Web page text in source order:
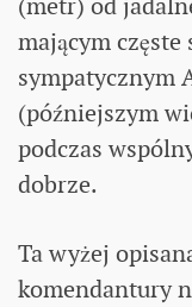
mającym częste
sympatycznym
(późniejszym
podczas
dobrze.
Ta wyżej
komendantury